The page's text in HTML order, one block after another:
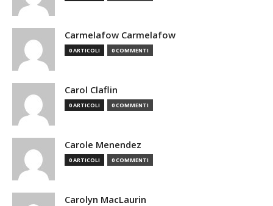
Carmelafow Carmelafow
0 ARTICOLI 0 COMMENTI
Carol Claflin
0 ARTICOLI 0 COMMENTI
Carole Menendez
0 ARTICOLI 0 COMMENTI
Carolyn MacLaurin